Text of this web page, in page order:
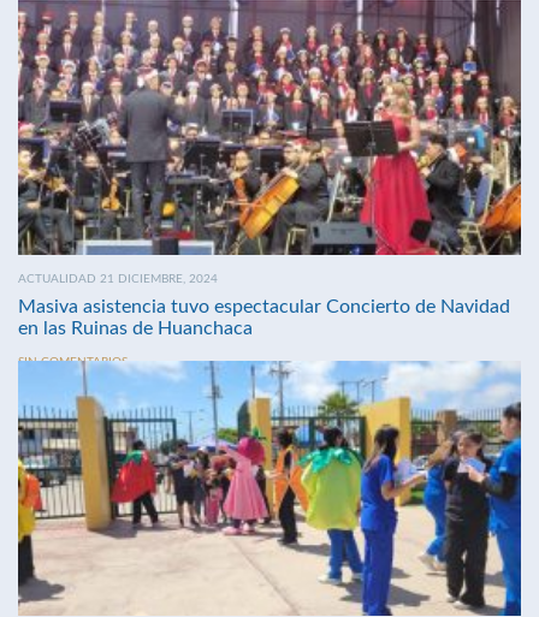
ACTUALIDAD 21 DICIEMBRE, 2024
Masiva asistencia tuvo espectacular Concierto de Navidad
en las Ruinas de Huanchaca
SIN COMENTARIOS